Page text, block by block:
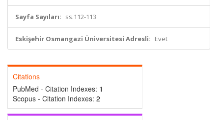
Sayfa Sayıları: ss.112-113
Eskişehir Osmangazi Üniversitesi Adresli: Evet
Citations
PubMed - Citation Indexes: 1
Scopus - Citation Indexes: 2